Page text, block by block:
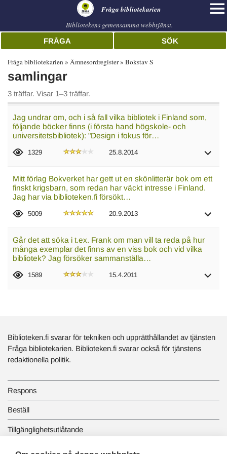
Fråga bibliotekarien
Bibliotekens gemensamma webbtjänst.
FRÅGA SÖK
Fråga bibliotekarien Ämnesordregister Bokstav S
samlingar
3 träffar. Visar 1–3 träffar.
Jag undrar om, och i så fall vilka bibliotek i Finland som,
följande böcker finns (i första hand högskole- och
universitetsbibliotek): "Design i fokus för…
1329 25.8.2014
Mitt förlag Bokverket har gett ut en skönlitterär bok om ett
finskt krigsbarn, som redan har väckt intresse i Finland.
Jag har via biblioteken.fi försökt…
5009 20.9.2013
Går det att söka i t.ex. Frank om man vill ta reda på hur
många exemplar det finns av en viss bok och vid vilka
bibliotek? Jag försöker sammanställa…
1589 15.4.2011
Biblioteken.fi svarar för tekniken och upprätthållandet av tjänsten
Fråga bibliotekarien. Biblioteken.fi svarar också för tjänstens
redaktionella politik.
Respons
Beställ
Tillgänglighetsutlåtande
Dataskydd och registerbeskrivningar